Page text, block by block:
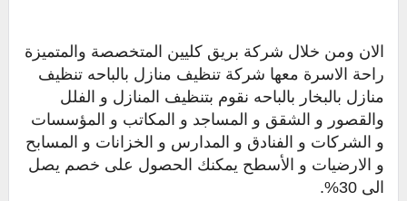
الان ومن خلال شركة بريق كليين المتخصصة والمتميزة
راحة الاسرة معها شركة تنظيف منازل بالباحه تنظيف
منازل بالبخار بالباحه نقوم بتنظيف المنازل و الفلل
والقصور و الشقق و المساجد و المكاتب و المؤسسات
و الشركات و الفنادق و المدارس و الخزانات و المسابح
و الارضيات و الأسطح يمكنك الحصول على خصم يصل
الى 30%.